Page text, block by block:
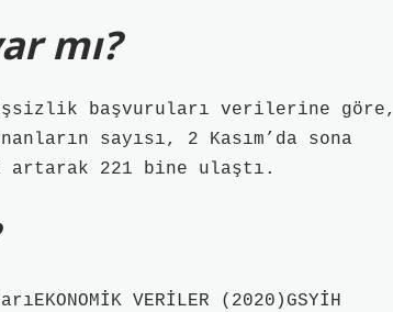
mı?
işsizlik başvuruları verilerine göre,
sayısı, 2 Kasım’da sona
221 bine ulaştı.
VERİLER (2020)GSYİH